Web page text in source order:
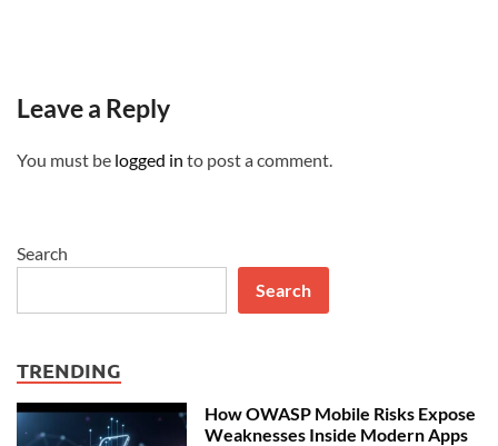
Leave a Reply
You must be logged in to post a comment.
Search
Search
TRENDING
How OWASP Mobile Risks Expose
Weaknesses Inside Modern Apps